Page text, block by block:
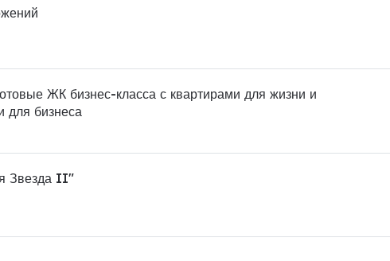
ЖК бизнес-класса с квартирами для жизни и
для бизнеса
Звезда II"